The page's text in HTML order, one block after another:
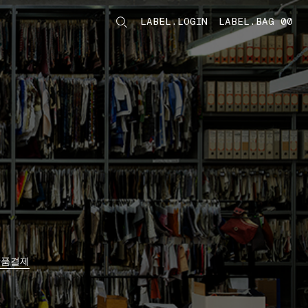
LABEL.LOGIN LABEL.BAG 00
LABEL.ITEMS
결제